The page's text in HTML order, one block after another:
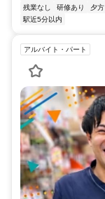
残業なし
研修あり 夕方
駅近5分以内
アルバイト・パート